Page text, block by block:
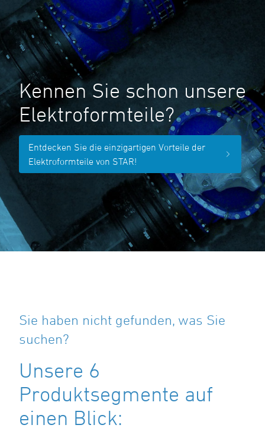
Kennen Sie schon unsere
Elektroformteile?
Entdecken Sie die einzigartigen Vorteile der
Elektroformteile von STAR!
Sie haben nicht gefunden, was Sie
suchen?
Unsere 6
Produktsegmente auf
einen Blick: